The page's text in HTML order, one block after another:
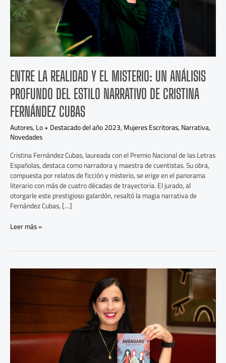
ENTRE LA REALIDAD Y EL MISTERIO: UN ANÁLISIS
PROFUNDO DEL ESTILO NARRATIVO DE CRISTINA
FERNÁNDEZ CUBAS
Autores,Lo + Destacado del año 2023,Mujeres Escritoras,Narrativa,
Novedades
Cristina Fernández Cubas, laureada con el Premio Nacional de las Letras
Españolas, destaca como narradora y maestra de cuentistas. Su obra,
compuesta por relatos de ficción y misterio, se erige en el panorama
literario con más de cuatro décadas de trayectoria. El jurado, al
otorgarle este prestigioso galardón, resaltó la magia narrativa de
Fernández Cubas, […]
Profundo
del
Estilo
Narrativo
de
Cristina
Cubas
Leer más »
Gabriela
Avándaro